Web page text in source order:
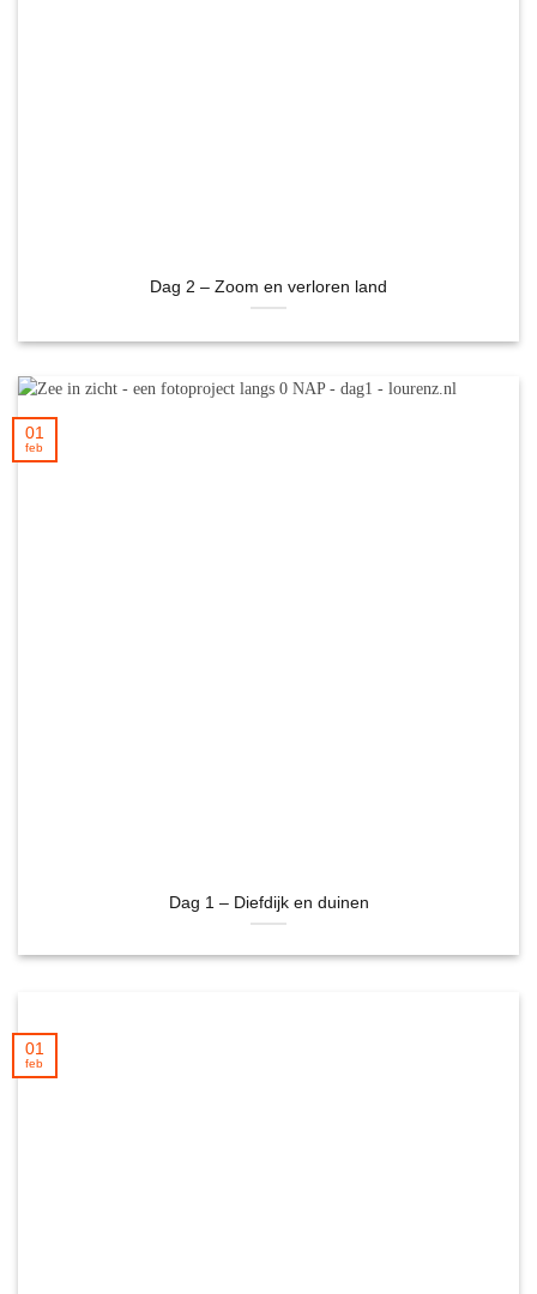
Dag 2 – Zoom en verloren land
Dag 1 – Diefdijk en duinen
01
feb
01
feb